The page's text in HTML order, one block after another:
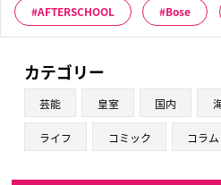
AFTERSCHOOL Bose
カテゴリー
芸能 皇室 国内
ライフ コミック コラム